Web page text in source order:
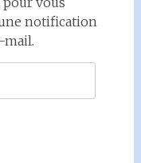
notification
mail.